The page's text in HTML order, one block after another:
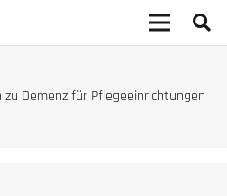
Demenz für Pflegeeinrichtungen